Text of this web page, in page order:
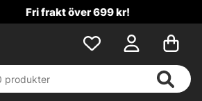
Fri frakt över 699 kr!